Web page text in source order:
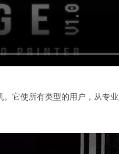
它使所有类型的用户，从专